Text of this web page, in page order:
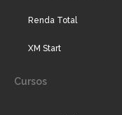
Renda Total
XM Start
Cursos